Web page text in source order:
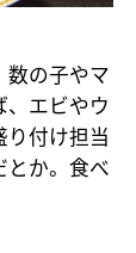
数の子やマ
、エビやウ
り付け担当
とか。食べ